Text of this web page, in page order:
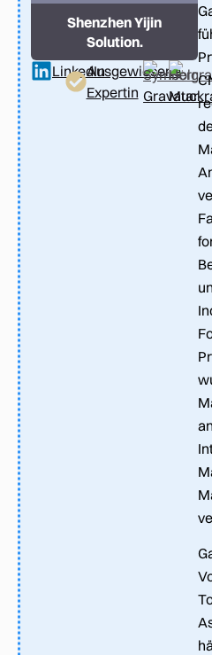
Shenzhen Yijin
Solution.
LinkedInAusgewiesene
Expertin Gravatar